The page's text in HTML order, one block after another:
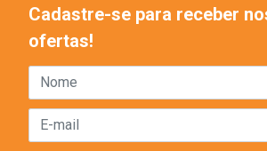
Cadastre-se para receber
ofertas!